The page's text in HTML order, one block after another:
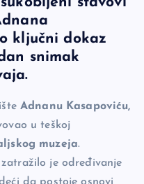
ključni dokaz
snimak
Adnanu Kasapoviću,
u teškoj
muzeja.
je određivanje